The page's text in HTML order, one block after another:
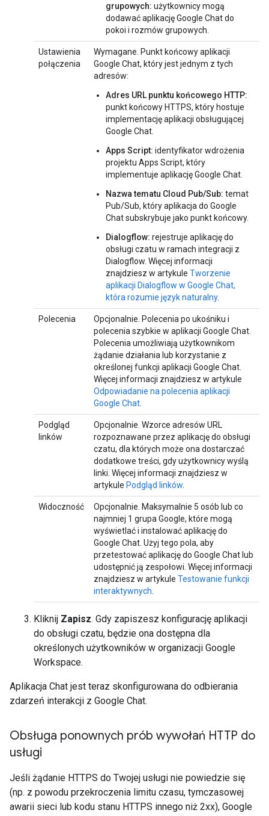
grupowych: użytkownicy mogą
dodawać aplikację Google Chat do
pokoi i rozmów grupowych.
Ustawienia
połączenia
Wymagane. Punkt końcowy aplikacji
Google Chat, który jest jednym z tych
adresów:
Adres URL punktu końcowego HTTP:
punkt końcowy HTTPS, który hostuje
implementację aplikacji obsługującej
Google Chat.
Apps Script: identyfikator wdrożenia
projektu Apps Script, który
implementuje aplikację Google Chat.
Nazwa tematu Cloud Pub/Sub: temat
Pub/Sub, który aplikacja do Google
Chat subskrybuje jako punkt końcowy.
Dialogflow: rejestruje aplikację do
obsługi czatu w ramach integracji z
Dialogflow. Więcej informacji
znajdziesz w artykule Tworzenie
aplikacji Dialogflow w Google Chat,
która rozumie język naturalny.
Polecenia
Opcjonalnie. Polecenia po ukośniku i
polecenia szybkie w aplikacji Google Chat.
Polecenia umożliwiają użytkownikom
żądanie działania lub korzystanie z
określonej funkcji aplikacji Google Chat.
Więcej informacji znajdziesz w artykule
Odpowiadanie na polecenia aplikacji
Google Chat
Podgląd
linków
Opcjonalnie. Wzorce adresów URL
rozpoznawane przez aplikację do obsługi
czatu, dla których może ona dostarczać
dodatkowe treści, gdy użytkownicy wyślą
linki. Więcej informacji znajdziesz w
artykule Podgląd linków
Widoczność
Opcjonalnie. Maksymalnie 5 osób lub co
najmniej 1 grupa Google, które mogą
wyświetlać i instalować aplikację do
Google Chat. Użyj tego pola, aby
przetestować aplikację do Google Chat lub
udostępnić ją zespołowi. Więcej informacji
znajdziesz w artykule Testowanie funkcji
interaktywnych
Kliknij Zapisz. Gdy zapiszesz konfigurację aplikacji
do obsługi czatu, będzie ona dostępna dla
określonych użytkowników w organizacji Google
Workspace.
Aplikacja Chat jest teraz skonfigurowana do odbierania
zdarzeń interakcji z Google Chat.
Obsługa ponownych prób wywołań HTTP do
usługi
Jeśli żądanie HTTPS do Twojej usługi nie powiedzie się
(np. z powodu przekroczenia limitu czasu, tymczasowej
awarii sieci lub kodu stanu HTTPS innego niż 2xx), Google